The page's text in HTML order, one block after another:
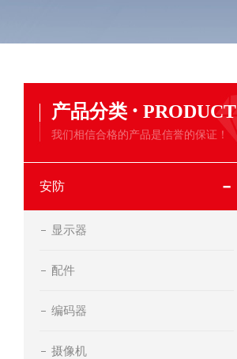
产品分类 · PRODUCT
我们相信合格的产品是信誉的保证！
安防
显示器
配件
编码器
摄像机